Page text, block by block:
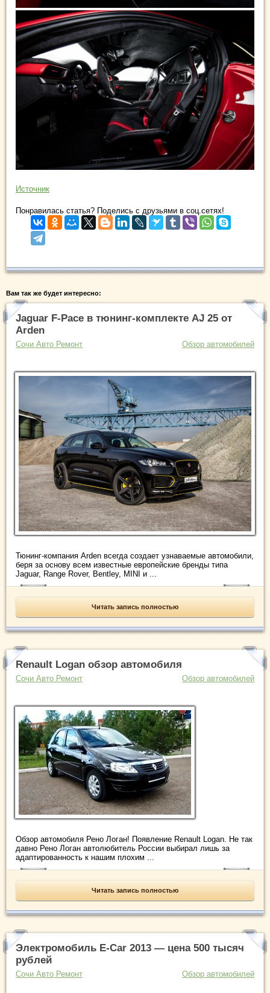
Источник
Понравилась статья? Поделись с друзьями в соц.сетях!
Вам так же будет интересно:
Jaguar F-Pace в тюнинг-комплекте AJ 25 от
Arden
Сочи Авто Ремонт Обзор автомобилей
Тюнинг-компания Arden всегда создает узнаваемые автомобили,
беря за основу всем известные европейские бренды типа
Jaguar, Range Rover, Bentley, MINI и ...
Читать запись полностью
Renault Logan обзор автомобиля
Сочи Авто Ремонт Обзор автомобилей
Обзор автомобиля Рено Логан! Появление Renault Logan. Не так
давно Рено Логан автолюбитель России выбирал лишь за
адаптированность к нашим плохим ...
Читать запись полностью
Электромобиль E-Car 2013 — цена 500 тысяч
рублей
Сочи Авто Ремонт Обзор автомобилей